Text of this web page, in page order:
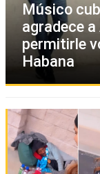
Músico
agradece
permitirle
Habana